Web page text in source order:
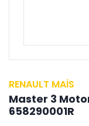
RENAULT MAİS
Master 3
658290001R